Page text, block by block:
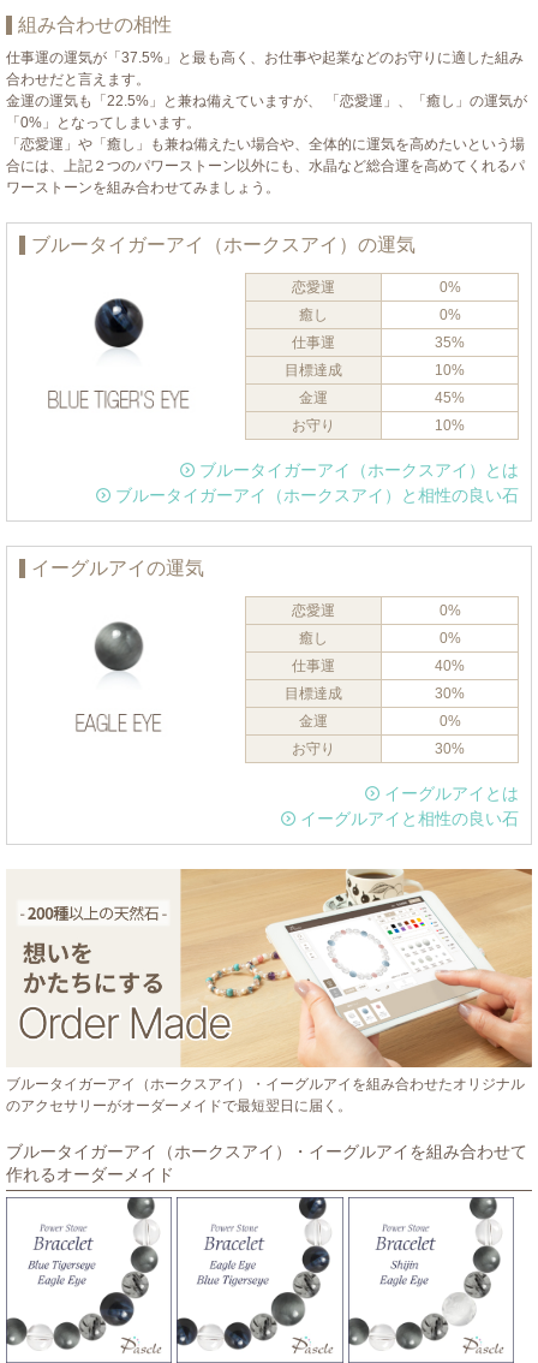
組み合わせの相性
仕事運の運気が「37.5%」と最も高く、お仕事や起業などのお守りに適した組み
合わせだと言えます。
金運の運気も「22.5%」と兼ね備えていますが、 「恋愛運」、「癒し」の運気が
「0%」となってしまいます。
「恋愛運」や「癒し」も兼ね備えたい場合や、全体的に運気を高めたいという場
合には、上記２つのパワーストーン以外にも、水晶など総合運を高めてくれるパ
ワーストーンを組み合わせてみましょう。
ブルータイガーアイ（ホークスアイ）の運気
恋愛運
0%
癒し
0%
仕事運
35%
目標達成
10%
金運
45%
お守り
10%
ブルータイガーアイ（ホークスアイ）とは
ブルータイガーアイ（ホークスアイ）と相性の良い石
イーグルアイの運気
恋愛運
0%
癒し
0%
仕事運
40%
目標達成
30%
金運
0%
お守り
30%
イーグルアイとは
イーグルアイと相性の良い石
ブルータイガーアイ（ホークスアイ）・イーグルアイを組み合わせたオリジナル
のアクセサリーがオーダーメイドで最短翌日に届く。
ブルータイガーアイ（ホークスアイ）・イーグルアイを組み合わせて
作れるオーダーメイド